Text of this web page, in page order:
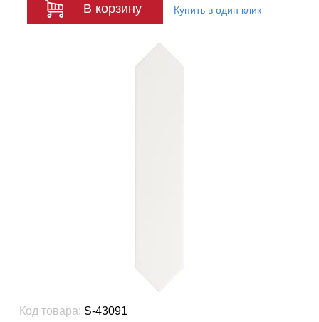
В корзину Купить в один клик
Код товара: S-43091